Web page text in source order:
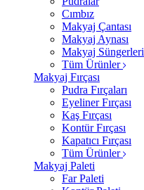
Cımbız
Makyaj Çantası
Makyaj Aynası
Makyaj Süngerleri
Tüm Ürünler
Makyaj Fırçası
Pudra Fırçaları
Eyeliner Fırçası
Kaş Fırçası
Kontür Fırçası
Kapatıcı Fırçası
Tüm Ürünler
Makyaj Paleti
Far Paleti